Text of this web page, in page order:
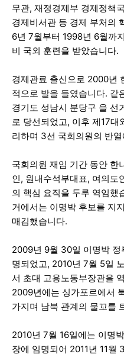
무관, 재정경제부 경제정책
경제비서관 등 경제 부처의
6년 7월부터 1998년 6월까
비 국외 훈련을 받았습니다.
경제관료 출신으로 2000년
적으로 발을 들였습니다. 같
경기도 성남시 분당구 을 선
로 당선되었고, 이후 제17대
리하며 3선 국회의원의 반
국회의원 재임 기간 동안 한
인, 원내수석부대표, 여의도
의 핵심 요직을 두루 역임했
거에서는 이명박 후보를 지
매김했습니다.
2009년 9월 30일 이명박
명되었고, 2010년 7월 5일
서 초대 고용노동부장관을
2009년에는 싱가포르에서
가지며 남북 관계의 물꼬를
2010년 7월 16일에는 이명
장에 임명되어 2011년 11월